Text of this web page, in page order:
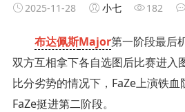
2025-11-28 小七 182
布达佩斯Major第一阶段最后
双方互相拿下各自选图后比赛进入
比分劣势的情况下，FaZe上演铁血
FaZe挺进第二阶段。